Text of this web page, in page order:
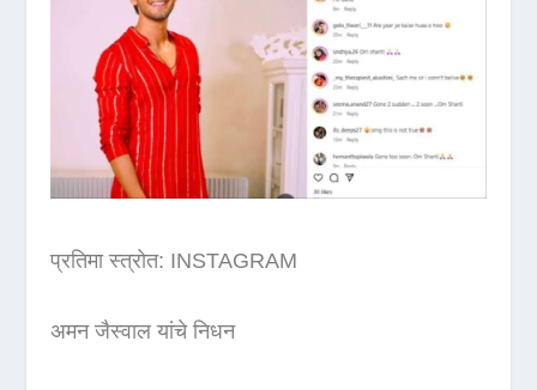
प्रतिमा स्त्रोत: INSTAGRAM
अमन जैस्वाल यांचे निधन